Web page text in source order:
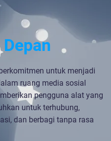
untuk menjadi
ruang media sosial
pengguna alat yang
untuk terhubung,
dan berbagi tanpa rasa